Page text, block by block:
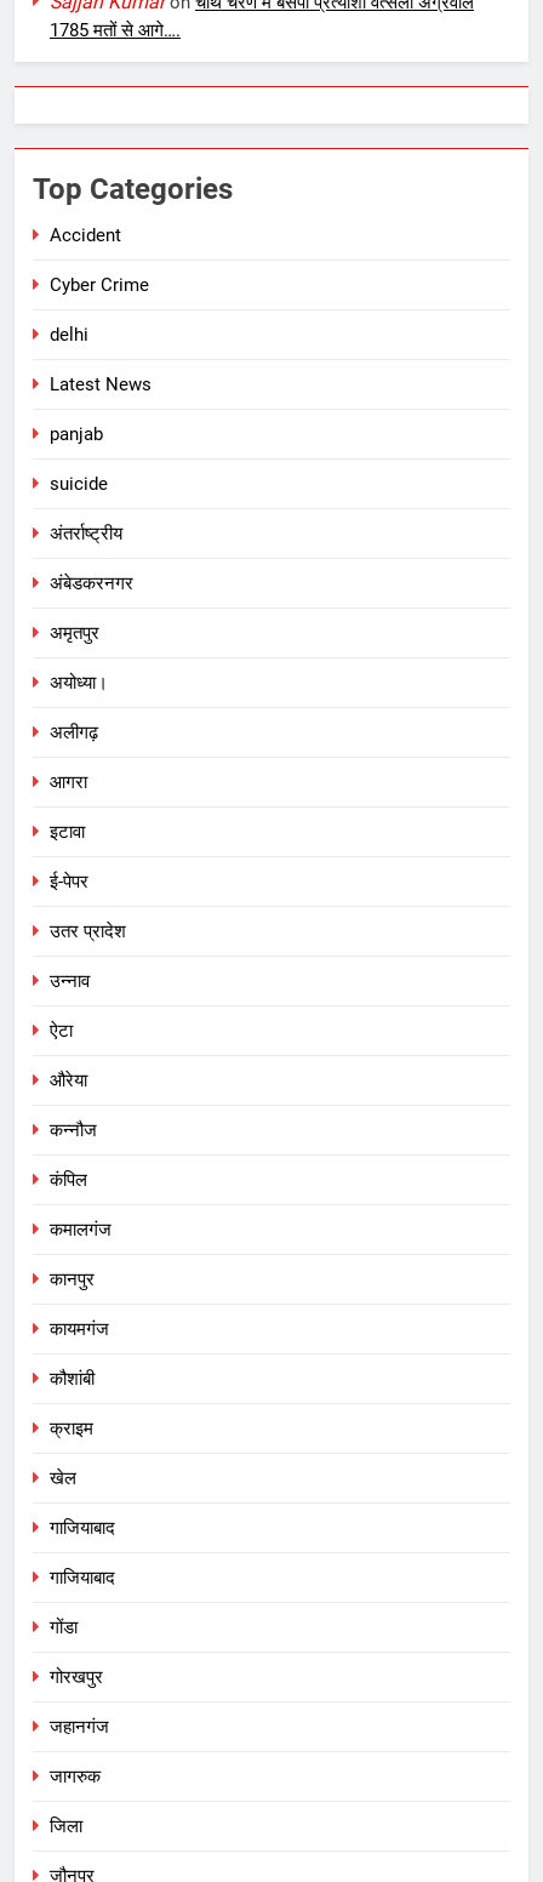
1785 मतों से आगे….
Top Categories
Accident
Cyber Crime
delhi
Latest News
panjab
suicide
अंतर्राष्ट्रीय
अंबेडकरनगर
अमृतपुर
अयोध्या।
अलीगढ़
आगरा
इटावा
ई-पेपर
उतर प्रादेश
उन्नाव
ऐटा
औरेया
कन्नौज
कंपिल
कमालगंज
कानपुर
कायमगंज
कौशांबी
क्राइम
खेल
गाजियाबाद
गाजियाबाद
गोंडा
गोरखपुर
जहानगंज
जागरुक
जिला
जौनपुर